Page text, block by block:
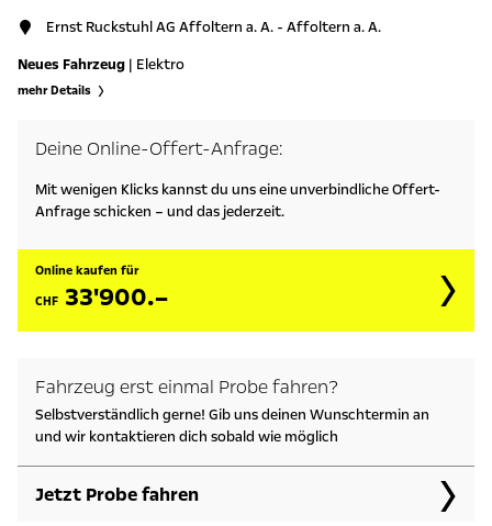
Ernst Ruckstuhl AG Affoltern a. A. - Affoltern a. A.
Neues Fahrzeug | Elektro
mehr Details
Deine Online-Offert-Anfrage:
Mit wenigen Klicks kannst du uns eine unverbindliche Offert-
Anfrage schicken – und das jederzeit.
Online kaufen für
CHF 33'900.–
Fahrzeug erst einmal Probe fahren?
Selbstverständlich gerne! Gib uns deinen Wunschtermin an
und wir kontaktieren dich sobald wie möglich
Jetzt Probe fahren